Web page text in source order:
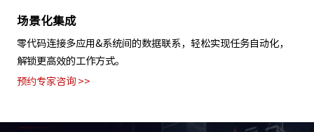
场景化集成
零代码连接多应用&系统间的数据联系，轻松实现任务自动化，
解锁更高效的工作方式。
预约专家咨询 >>